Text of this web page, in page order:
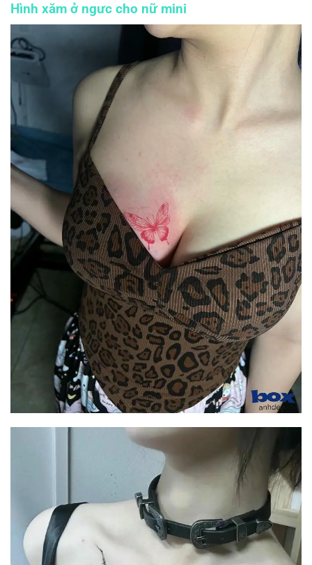
Hình xăm ở ngưc cho nữmini